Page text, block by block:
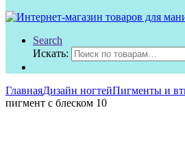
Search
Искать:
ГлавнаяДизайн ногтейПигменты и
пигмент с блеском 10